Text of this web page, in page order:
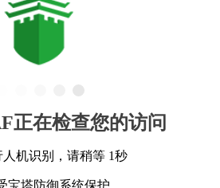
正在检查您的访问
人机识别，请稍等 1秒
宝塔防御系统保护